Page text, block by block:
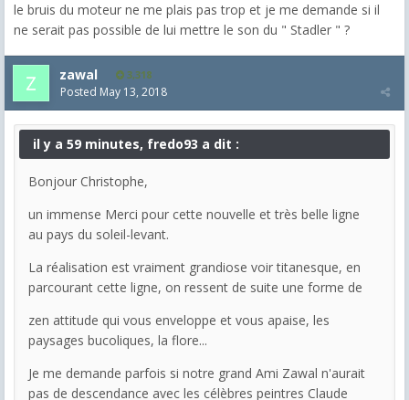
le bruis du moteur ne me plais pas trop et je me demande si il
ne serait pas possible de lui mettre le son du " Stadler " ?
zawal 3,318
Posted May 13, 2018
il y a 59 minutes, fredo93 a dit :
Bonjour Christophe,
un immense Merci pour cette nouvelle et très belle ligne
au pays du soleil-levant.
La réalisation est vraiment grandiose voir titanesque, en
parcourant cette ligne, on ressent de suite une forme de
zen attitude qui vous enveloppe et vous apaise, les
paysages bucoliques, la flore...
Je me demande parfois si notre grand Ami Zawal n'aurait
pas de descendance avec les célèbres peintres Claude